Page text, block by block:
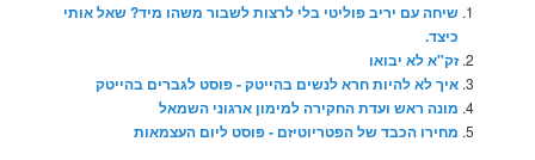
שיחה עם יריב פוליטי בלי לרצות לשבור משהו מיד? שאל אותי
כיצד.
זק"א לא יבואו
איך לא להיות חרא לנשים בהייטק - פוסט לגברים בהייטק
מונה ראש ועדת החקירה למימון ארגוני השמאל
מחירו הכבד של הפטריוטיזם - פוסט ליום העצמאות